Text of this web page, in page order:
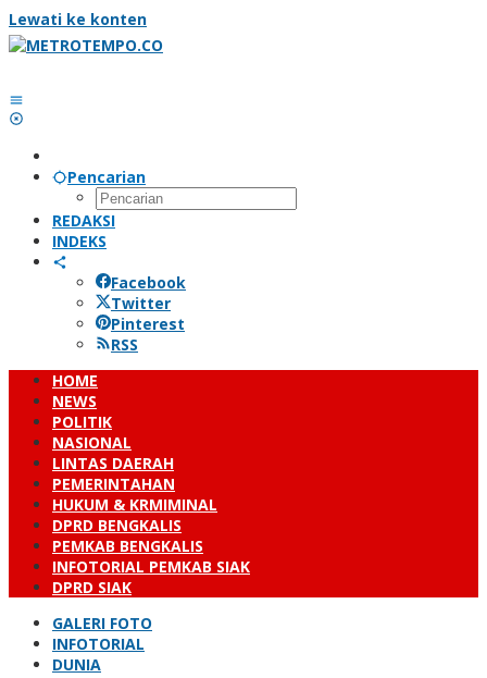
Lewati ke konten
Pencarian
REDAKSI
INDEKS
Facebook
Twitter
Pinterest
RSS
HOME
NEWS
POLITIK
NASIONAL
LINTAS DAERAH
PEMERINTAHAN
HUKUM & KRMIMINAL
DPRD BENGKALIS
PEMKAB BENGKALIS
INFOTORIAL PEMKAB SIAK
DPRD SIAK
GALERI FOTO
INFOTORIAL
DUNIA